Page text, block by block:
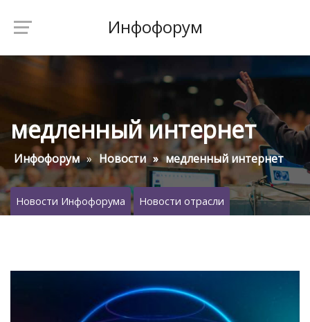
Инфофорум
медленный интернет
Инфофорум Новости медленный интернет
Новости Инфофорума Новости отрасли